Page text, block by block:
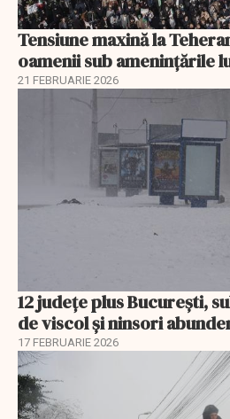
Tensiune maxină la
oamenii sub amenințările
21 FEBRUARIE 2026
12 județe plus București,
de viscol și ninsori
17 FEBRUARIE 2026